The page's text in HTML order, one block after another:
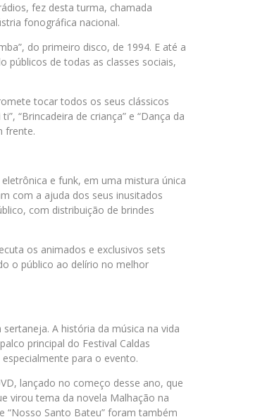
fez desta turma, chamada
fonográfica nacional.
do primeiro disco, de 1994. E até a
públicos de todas as classes sociais,
tocar todos os seus clássicos
“Brincadeira de criança” e “Dança da
frente.
e funk, em uma mistura única
com a ajuda dos seus inusitados
com distribuição de brindes
os animados e exclusivos sets
o público ao delírio no melhor
A história da música na vida
principal do Festival Caldas
para o evento.
lançado no começo desse ano, que
virou tema da novela Malhação na
“Nosso Santo Bateu” foram também